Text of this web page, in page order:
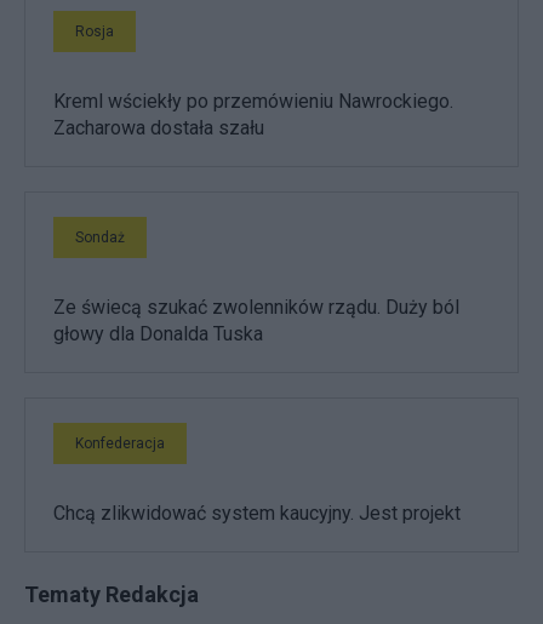
Rosja
Kreml wściekły po przemówieniu Nawrockiego.
Zacharowa dostała szału
Sondaż
Ze świecą szukać zwolenników rządu. Duży ból
głowy dla Donalda Tuska
Konfederacja
Chcą zlikwidować system kaucyjny. Jest projekt
Tematy Redakcja